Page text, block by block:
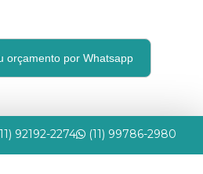
orçamento por Whatsapp
92192-2274 (11) 99786-2980